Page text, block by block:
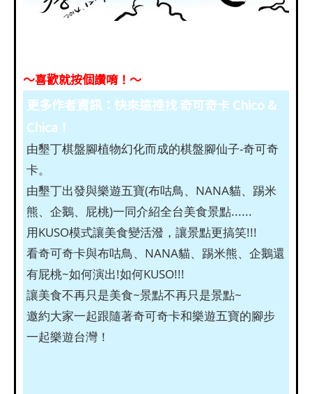
～喜歡就按個讚唷！～
更多作者資訊：快來這裡找 奇可奇卡 Chico &
Chica！
由墾丁棋盤腳植物幻化而成的棋盤腳仙子-奇可奇
卡。
由墾丁出發與樂遊五寶(布咕鳥、NANA貓、踢米
熊、企鵝、屁桃)一同介紹全台美食景點......
用KUSO模式讓美食變活潑，讓景點更搞笑!!!
看奇可奇卡與布咕鳥、NANA貓、踢米熊、企鵝還
有屁桃~如何演出!如何KUSO!!!
讓美食不再只是美食~景點不再只是景點~
邀約大家一起跟隨著奇可奇卡和樂遊五寶的腳步
一起樂遊台灣！